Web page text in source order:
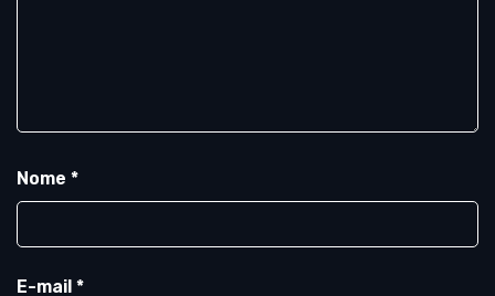
Nome *
E-mail *